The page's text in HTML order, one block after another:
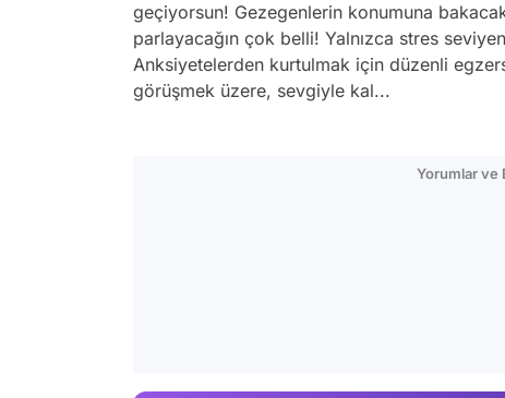
geçiyorsun! Gezegenlerin konumuna
parlayacağın çok belli! Yalnızca stres
Anksiyetelerden kurtulmak için düzenli
görüşmek üzere, sevgiyle kal...
Yorumlar ve